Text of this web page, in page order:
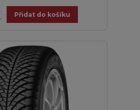
Přidat do košíku